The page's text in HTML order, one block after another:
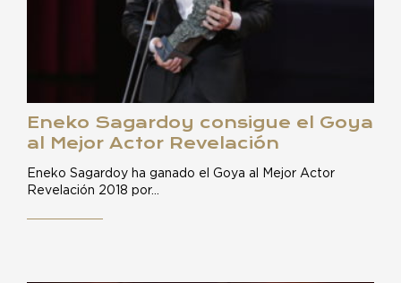
Eneko Sagardoy consigue el Goya
al Mejor Actor Revelación
Eneko Sagardoy ha ganado el Goya al Mejor Actor
Revelación 2018 por…